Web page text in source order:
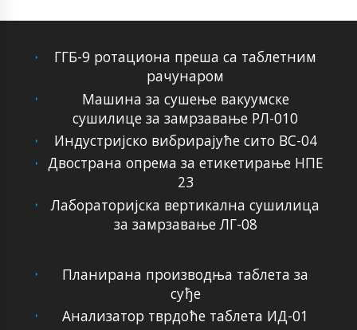
ГГБ-9 ротациона преша са таблетним
рачунаром
Машина за сушење вакуумске
сушилице за замрзавање РЛ-010
Индустријско вибрирајуће сито ВС-04
Двострана опрема за етикетирање НПЕ
23
Лабораторијска вертикална сушилица
за замрзавање ЛГ-08
Планирана производња таблета за
суђе
Анализатор тврдоће таблета ИД-01